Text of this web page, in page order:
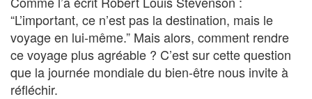
“L’important, ce n’est pas la destination, mais le
voyage en lui-même.” Mais alors, comment rendre
ce voyage plus agréable ? C’est sur cette question
que la journée mondiale du bien-être nous invite à
réfléchir.